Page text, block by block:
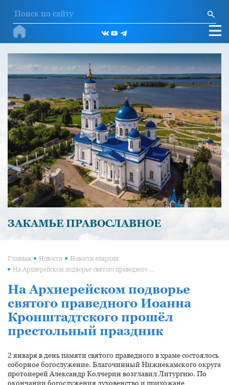
ЗАКАМЬЕ ПРАВОСЛАВНОЕ
Главная Новости Новости епархии
На Архиерейском подворье святого праведного Иоанна Кронштадтского прошёл престольный праздник
На Архиерейском подворье
святого праведного Иоанна
Кронштадтского прошёл
престольный праздник
2 января в день памяти святого праведного в храме состоялось
соборное богослужение. Благочинный Нижнекамского округа
протоиерей Александр Колчерин возглавил Литургию. По
окончании богослужения духовенство и прихожане